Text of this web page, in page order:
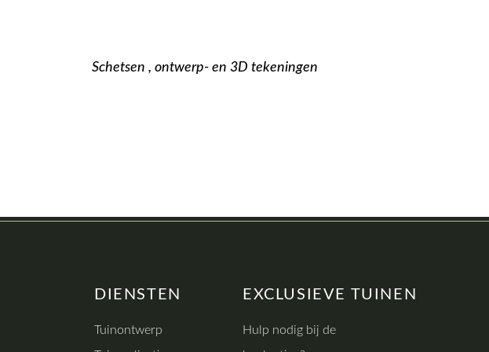
Schetsen , ontwerp- en 3D tekeningen
DIENSTEN
Tuinontwerp
EXCLUSIEVE TUINEN
Hulp nodig bij de